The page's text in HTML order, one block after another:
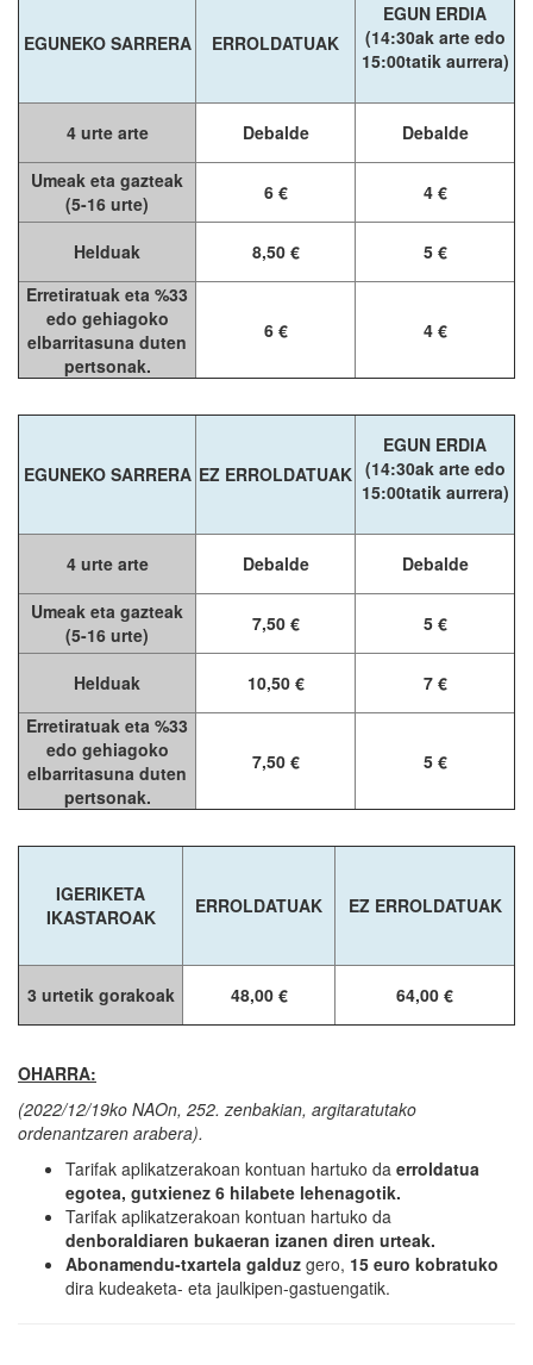
EGUNEKO SARRERA ERROLDATUAK
EGUN ERDIA
(14:30ak arte edo
15:00tatik aurrera)
4 urte arte Debalde
Debalde
Umeak eta gazteak
(5-16 urte)
6 € 4 €
Helduak 8,50 €
5 €
Erretiratuak eta %33
edo gehiagoko
elbarritasuna duten
pertsonak.
6 € 4 €
EGUNEKO SARRERA EZ ERROLDATUAK
EGUN ERDIA
(14:30ak arte edo
15:00tatik aurrera)
4 urte arte Debalde
Debalde
Umeak eta gazteak
(5-16 urte)
7,50 € 5 €
Helduak 10,50 €
7 €
Erretiratuak eta %33
edo gehiagoko
elbarritasuna duten
pertsonak.
7,50 € 5 €
IGERIKETA
IKASTAROAK
ERROLDATUAK EZ ERROLDATUAK
3 urtetik gorakoak 48,00 € 64,00 €
OHARRA:
(2022/12/19ko NAOn, 252. zenbakian, argitaratutako
ordenantzaren arabera).
Tarifak aplikatzerakoan kontuan hartuko da erroldatua
egotea, gutxienez 6 hilabete lehenagotik.
Tarifak aplikatzerakoan kontuan hartuko da
denboraldiaren bukaeran izanen diren urteak.
Abonamendu-txartela galduz gero, 15 euro kobratuko
dira kudeaketa- eta jaulkipen-gastuengatik.